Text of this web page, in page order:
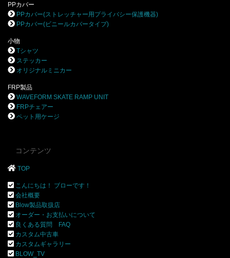
PPカバー
PPカバー(ストレッチャー用プライバシー保護機器)
PPカバー(ビニールカバータイプ)
小物
Tシャツ
ステッカー
オリジナルミニカー
FRP製品
WAVEFORM SKATE RAMP UNIT
FRPチェアー
ペット用ケージ
コンテンツ
TOP
こんにちは！ ブローです！
会社概要
Blow製品取扱店
オーダー・お支払いについて
良くある質問 FAQ
カスタム中古車
カスタムギャラリー
BLOW_TV